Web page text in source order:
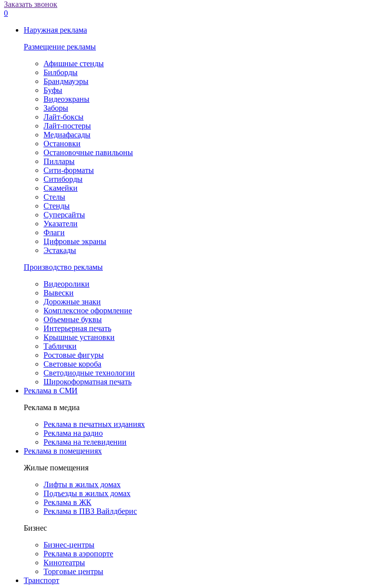
Заказать звонок
0
Наружная реклама
Размещение рекламы
Афишные стенды
Билборды
Брандмауэры
Буфы
Видеоэкраны
Заборы
Лайт-боксы
Лайт-постеры
Медиафасады
Остановки
Остановочные павильоны
Пиллары
Сити-форматы
Ситиборды
Скамейки
Стелы
Стенды
Суперсайты
Указатели
Флаги
Цифровые экраны
Эстакады
Производство рекламы
Видеоролики
Вывески
Дорожные знаки
Комплексное оформление
Объемные буквы
Интерьерная печать
Крышные установки
Таблички
Ростовые фигуры
Световые короба
Светодиодные технологии
Широкоформатная печать
Реклама в СМИ
Реклама в медиа
Реклама в печатных изданиях
Реклама на радио
Реклама на телевидении
Реклама в помещениях
Жилые помещения
Лифты в жилых домах
Подъезды в жилых домах
Реклама в ЖК
Реклама в ПВЗ Вайлдберис
Бизнес
Бизнес-центры
Реклама в аэропорте
Кинотеатры
Торговые центры
Транспорт